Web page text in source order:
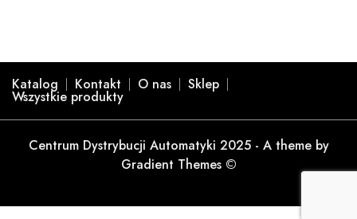
Katalog Kontakt O nas Sklep
Wszystkie produkty
Centrum Dystrybucji Automatyki 2025 - A theme by
Gradient Themes ©